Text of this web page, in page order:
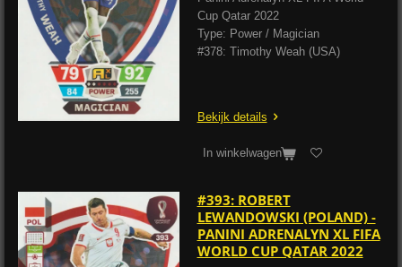
Cup Qatar 2022
Type: Power / Magician
#378: Timothy Weah (USA)
Bekijk details
In winkelwagen
#393: ROBERT
LEWANDOWSKI (POLAND) -
PANINI ADRENALYN XL FIFA
WORLD CUP QATAR 2022